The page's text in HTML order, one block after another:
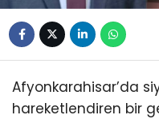
Afyonkarahisar’da
hareketlendiren bir